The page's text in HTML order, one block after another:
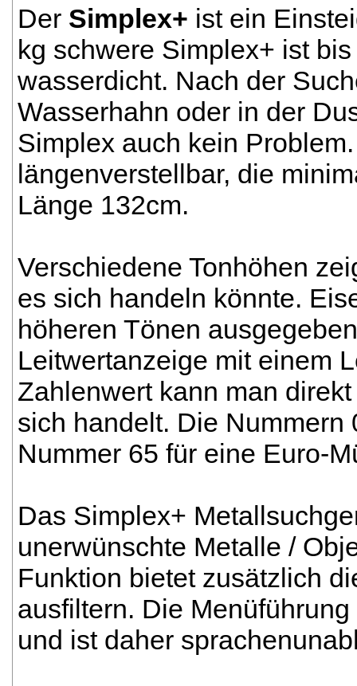
Der Simplex+ ist ein
kg schwere Simplex+ ist
wasserdicht. Nach der
Wasserhahn oder in der
Simplex auch kein
längenverstellbar, die
Länge 132cm.
Verschiedene Tonhöhen
es sich handeln könnte.
höheren Tönen
Leitwertanzeige mit einem
Zahlenwert kann man
sich handelt. Die Nummern
Nummer 65 für eine Euro-
Das Simplex+
unerwünschte Metalle /
Funktion bietet zusätzlich
ausfiltern. Die
und ist daher